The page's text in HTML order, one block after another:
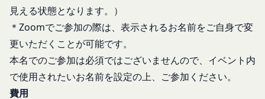
見える状態となります。）
＊ Zoomでご参加の際は、表示されるお名前をご自身で変
更いただくことが可能です。
本名でのご参加は必須ではございませんので、イベント内
で使用されたいお名前を設定の上、ご参加ください。
費用
ーケティングのサポートを行う第三者に対して、お
客様情報を提供することがあります。
外部サービスとの連携のための共有
当社は、Facebook、Googleアカウント、Twitter
その他の外部サービスとの連携または外部サービス
会員登録手続きは、本サービスの会員登録ページか
ら当社の指定する方法に従い、会員登録を希望する
本人が行うものとします。当社に対して会員登録の
申し込みが行われた場合には、登録手続きにおいて
氏名等を入力された本人が当該申し込みを行ったも
のとみなします。